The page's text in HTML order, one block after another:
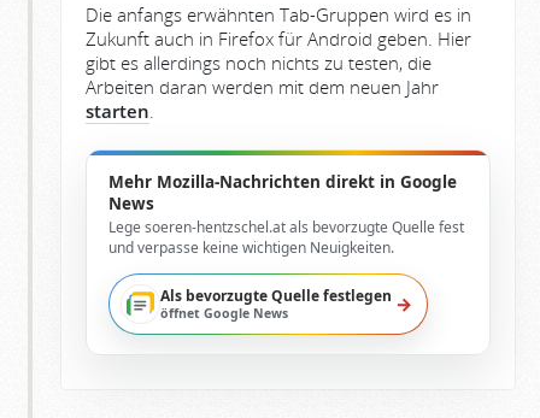
Die anfangs erwähnten Tab-Gruppen wird es in
Zukunft auch in Firefox für Android geben. Hier
gibt es allerdings noch nichts zu testen, die
Arbeiten daran werden mit dem neuen Jahr
starten
Mehr Mozilla-Nachrichten direkt in Google
News
Lege soeren-hentzschel.at als bevorzugte Quelle fest
und verpasse keine wichtigen Neuigkeiten.
Als bevorzugte Quelle festlegen
öffnet Google News →